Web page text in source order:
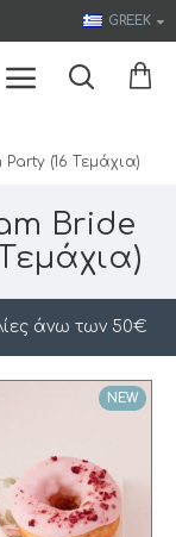
GREEK
(16 Tεμάχια)
Bride
άνω των 50€
NEW